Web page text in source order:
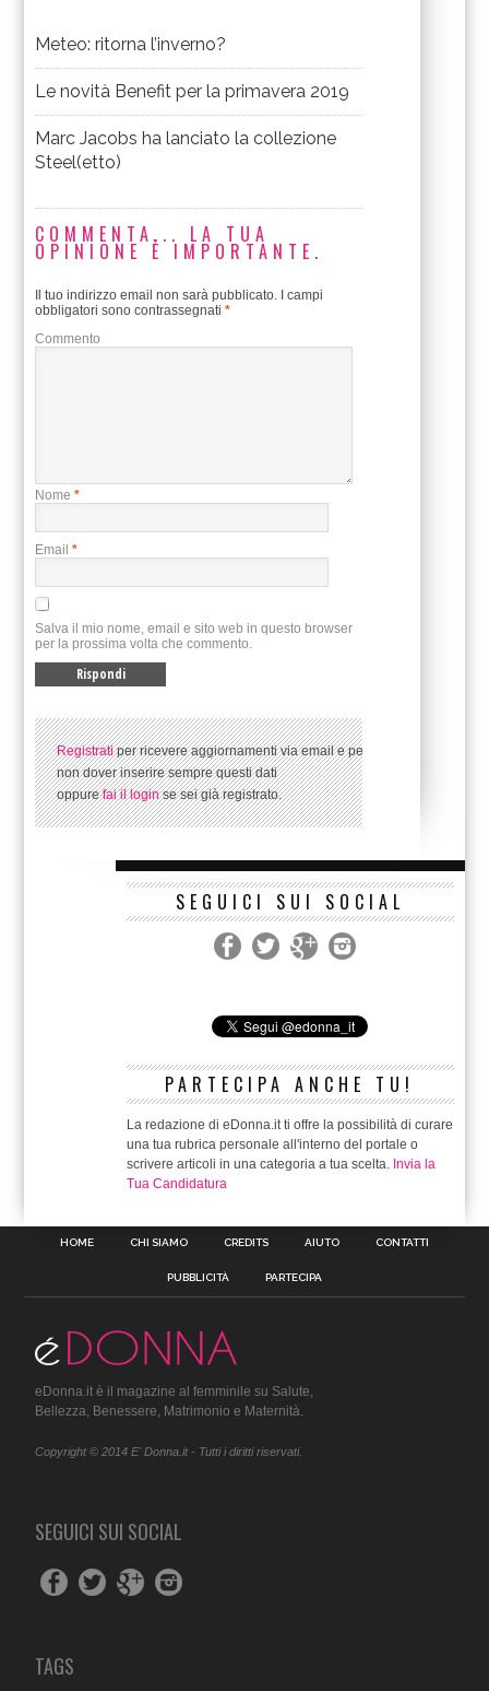
Meteo: ritorna l’inverno?
Le novità Benefit per la primavera 2019
Marc Jacobs ha lanciato la collezione
Steel(etto)
COMMENTA... LA TUA
OPINIONE È IMPORTANTE.
Il tuo indirizzo email non sarà pubblicato. I campi
obbligatori sono contrassegnati*
Commento
Nome *
Email *
Salva il mio nome, email e sito web in questo browser
per la prossima volta che commento.
Registratiper ricevere aggiornamenti via email e per
non dover inserire sempre questi dati
oppurefai il loginse sei già registrato.
SEGUICI SUI SOCIAL
PARTECIPA ANCHE TU!
La redazione di eDonna.it ti offre la possibilità di curare
una tua rubrica personale all'interno del portale o
scrivere articoli in una categoria a tua scelta. Invia la
Tua Candidatura
HOME CHI SIAMO CREDITS AIUTO CONTATTI
PUBBLICITÀ PARTECIPA
eDonna.it è il magazine al femminile su Salute,
Bellezza, Benessere, Matrimonio e Maternità.
Copyright © 2014 E' Donna.it - Tutti i diritti riservati.
SEGUICI SUI SOCIAL
TAGS